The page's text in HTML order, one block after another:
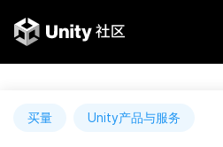
买量 Unity产品与服务